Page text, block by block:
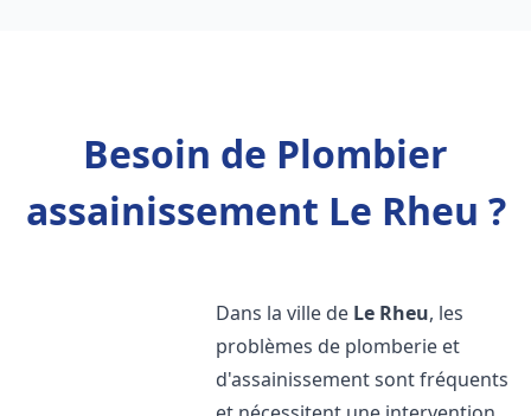
Besoin de Plombier
assainissement Le Rheu ?
Dans la ville de Le Rheu, les
problèmes de plomberie et
d'assainissement sont fréquents